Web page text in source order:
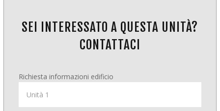
SEI INTERESSATO A QUESTA UNITÀ?
CONTATTACI
Richiesta informazioni edificio